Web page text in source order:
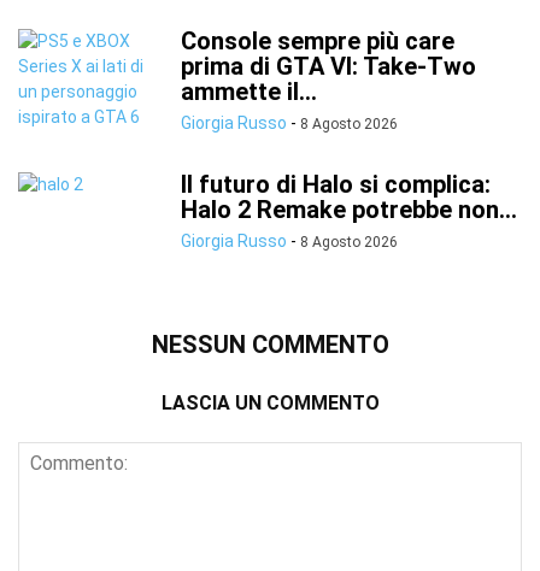
Console sempre più care
prima di GTA VI: Take-Two
ammette il...
Giorgia Russo - 8 Agosto 2026
Il futuro di Halo si complica:
Halo 2 Remake potrebbe non...
Giorgia Russo - 8 Agosto 2026
NESSUN COMMENTO
LASCIA UN COMMENTO